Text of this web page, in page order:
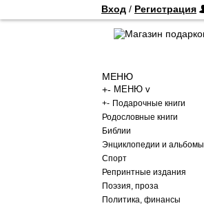
Вход / Регистрация
МЕНЮ
+- МЕНЮ v
+- Подарочные книги
Родословные книги
Библии
Энциклопедии и альбомы
Спорт
Репринтные издания
Поэзия, проза
Политика, финансы